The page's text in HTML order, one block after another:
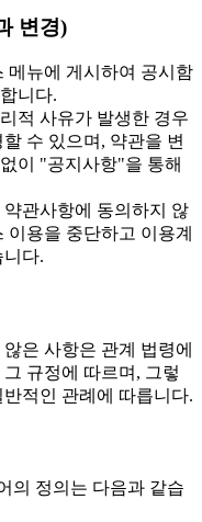
변경)
뉴에 게시하여 공시함
니다.
적 사유가 발생한 경우
수 있으며, 약관을 변
이 "공지사항"을 통해
관사항에 동의하지 않
이용을 중단하고 이용계
니다.
은 사항은 관계 법령에
규정에 따르며, 그렇
적인 관례에 따릅니다.
의 정의는 다음과 같습